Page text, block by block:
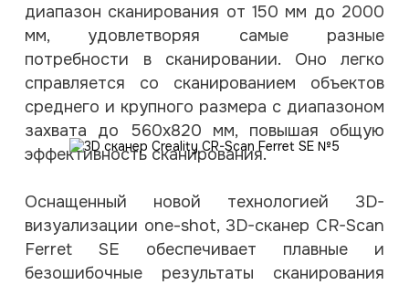
диапазон сканирования от 150 мм до 2000
мм, удовлетворяя самые разные
потребности в сканировании. Оно легко
справляется со сканированием объектов
среднего и крупного размера с диапазоном
захвата до 560х820 мм, повышая общую
эффективность сканирования.
Оснащенный новой технологией 3D-
визуализации one-shot, 3D-сканер CR-Scan
Ferret SE обеспечивает плавные и
безошибочные результаты сканирования